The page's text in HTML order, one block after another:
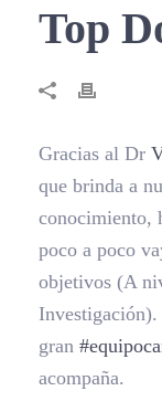
Top
Gracias al Dr
que brinda a
conocimiento,
poco a poco
objetivos (A
gran #
acompaña.